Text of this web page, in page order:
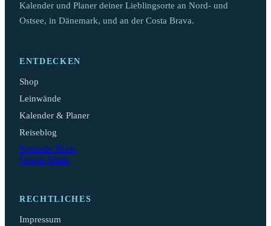
Kalender und Planer deiner Lieblingsorte an Nord- und
Ostsee, in Dänemark, und an der Costa Brava.
ENTDECKEN
Shop
Leinwände
Kalender & Planer
Reiseblog
Nordsee-Shirts
Ostsee-Shirts
RECHTLICHES
Impressum